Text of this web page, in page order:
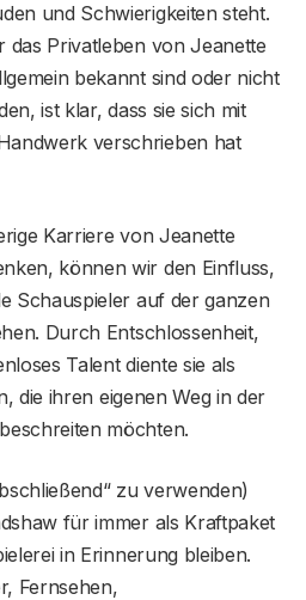
und Schwierigkeiten steht.
das Privatleben von Jeanette
bekannt sind oder nicht
ist klar, dass sie sich mit
verschrieben hat
Karriere von Jeanette
können wir den Einfluss,
Schauspieler auf der ganzen
Durch Entschlossenheit,
Talent diente sie als
die ihren eigenen Weg in der
möchten.
zu verwenden)
für immer als Kraftpaket
in Erinnerung bleiben.
Fernsehen,